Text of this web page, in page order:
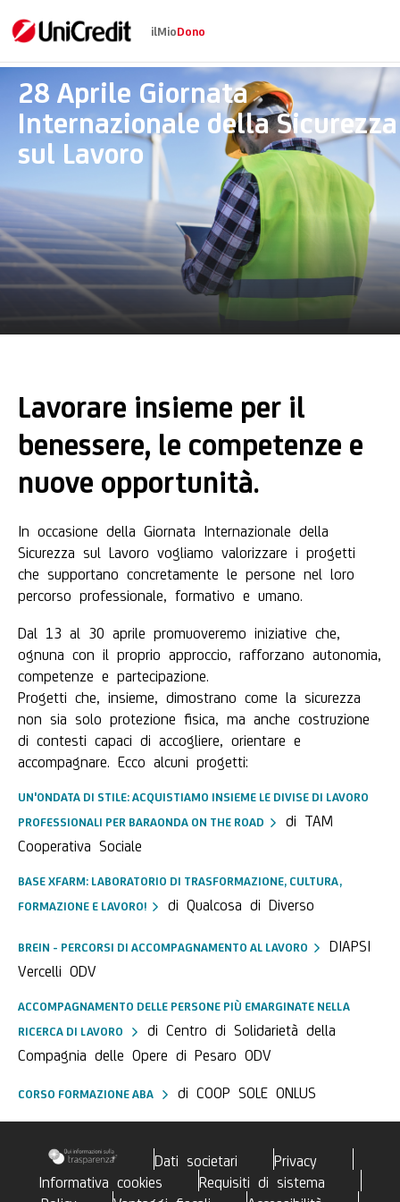
Banner
ilMioDono
28 Aprile Giornata
Internazionale della Sicurezza
sul Lavoro
Lavorare insieme per il
benessere, le competenze e
nuove opportunità.
In occasione della Giornata Internazionale della
Sicurezza sul Lavoro vogliamo valorizzare i progetti
che supportano concretamente le persone nel loro
percorso professionale, formativo e umano.
Dal 13 al 30 aprile promuoveremo iniziative che,
ognuna con il proprio approccio, rafforzano autonomia,
competenze e partecipazione.
Progetti che, insieme, dimostrano come la sicurezza
non sia solo protezione fisica, ma anche costruzione
di contesti capaci di accogliere, orientare e
accompagnare. Ecco alcuni progetti:
UN'ONDATA DI STILE: ACQUISTIAMO INSIEME LE DIVISE DI LAVORO
PROFESSIONALI PER BARAONDA ON THE ROAD
di TAM
Cooperativa Sociale
BASE XFARM: LABORATORIO DI TRASFORMAZIONE, CULTURA,
FORMAZIONE E LAVORO!
di Qualcosa di Diverso
BREIN - PERCORSI DI ACCOMPAGNAMENTO AL LAVORO
DIAPSI
Vercelli ODV
ACCOMPAGNAMENTO DELLE PERSONE PIÙ EMARGINATE NELLA
RICERCA DI LAVORO
di Centro di Solidarietà della
Compagnia delle Opere di Pesaro ODV
CORSO FORMAZIONE ABA di COOP SOLE ONLUS
Dati societari
Privacy
Informativa cookies
Requisiti di sistema